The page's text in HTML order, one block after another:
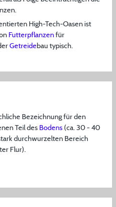
High-Tech-Oasen ist
Futterpflanzenfür
Getreidebau typisch.
Bezeichnung für den
Teil des Bodens (ca. 30 - 40
durchwurzelten Bereich
Flur).